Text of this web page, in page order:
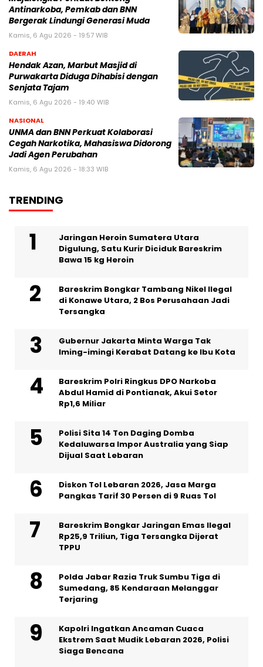
Antinarkoba, Pemkab dan BNN
Bergerak Lindungi Generasi Muda
Kamis, 6 Agu 2026 - 19:57 WIB
DAERAH
Hendak Azan, Marbut Masjid di
Purwakarta Diduga Dihabisi dengan
Senjata Tajam
Kamis, 6 Agu 2026 - 19:40 WIB
NASIONAL
UNMA dan BNN Perkuat Kolaborasi
Cegah Narkotika, Mahasiswa Didorong
Jadi Agen Perubahan
Kamis, 6 Agu 2026 - 18:33 WIB
TRENDING
Jaringan Heroin Sumatera Utara
Digulung, Satu Kurir Diciduk Bareskrim
Bawa 15 kg Heroin
Bareskrim Bongkar Tambang Nikel Ilegal
di Konawe Utara, 2 Bos Perusahaan Jadi
Tersangka
Gubernur Jakarta Minta Warga Tak
Iming-imingi Kerabat Datang ke Ibu Kota
Bareskrim Polri Ringkus DPO Narkoba
Abdul Hamid di Pontianak, Akui Setor
Rp1,6 Miliar
Polisi Sita 14 Ton Daging Domba
Kedaluwarsa Impor Australia yang Siap
Dijual Saat Lebaran
Diskon Tol Lebaran 2026, Jasa Marga
Pangkas Tarif 30 Persen di 9 Ruas Tol
Bareskrim Bongkar Jaringan Emas Ilegal
Rp25,9 Triliun, Tiga Tersangka Dijerat
TPPU
Polda Jabar Razia Truk Sumbu Tiga di
Sumedang, 85 Kendaraan Melanggar
Terjaring
Kapolri Ingatkan Ancaman Cuaca
Ekstrem Saat Mudik Lebaran 2026, Polisi
Siaga Bencana